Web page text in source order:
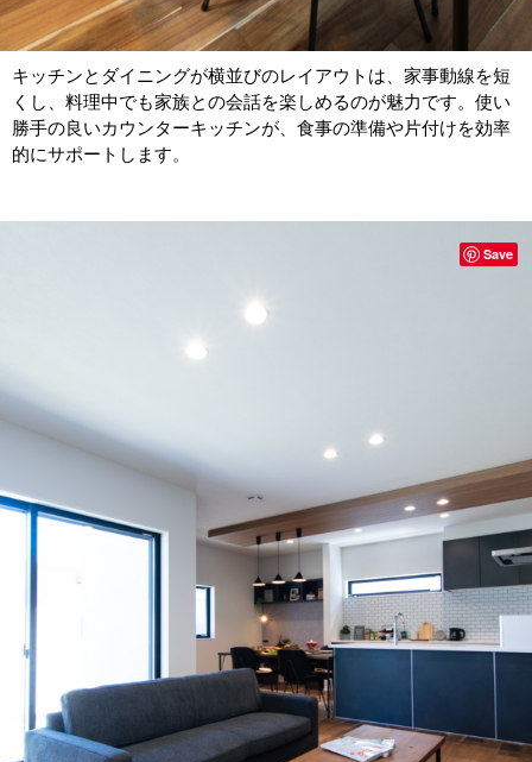
キッチンとダイニングが横並びのレイアウトは、家事動線を短
くし、料理中でも家族との会話を楽しめるのが魅力です。使い
勝手の良いカウンターキッチンが、食事の準備や片付けを効率
的にサポートします。
Save